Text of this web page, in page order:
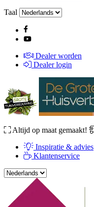
Taal
Dealer worden
Dealer login
Altijd op maat gemaakt!
Inspiratie & advies
Klantenservice